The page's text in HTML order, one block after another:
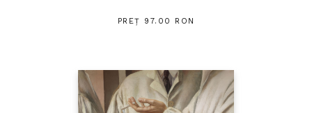
PREȚ 97.00 RON